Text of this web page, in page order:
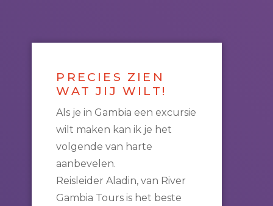
PRECIES ZIEN
WAT JIJ WILT!
Als je in Gambia een excursie
wilt maken kan ik je het
volgende van harte
aanbevelen.
Reisleider Aladin, van River
Gambia Tours is het beste